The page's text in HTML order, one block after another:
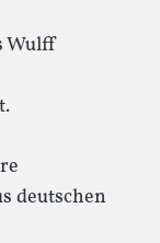
Wulff
deutschen